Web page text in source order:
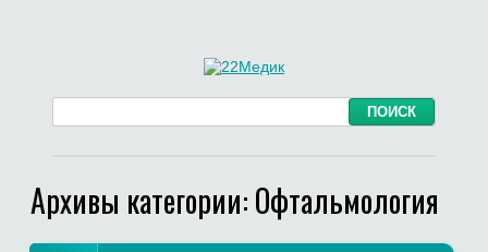
Архивы категории:Офтальмология